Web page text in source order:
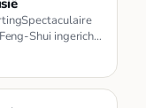
Shui ingericht